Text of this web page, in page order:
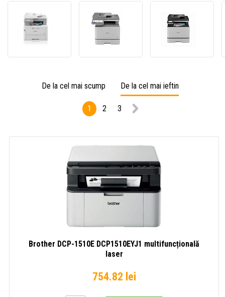
L8390CDW
multifuncțională
L8970CDW
multifuncțională
De la cel mai scump
De la cel mai ieftin
1 2 3
Brother DCP-1510E DCP1510EYJ1 multifuncțională
laser
754.82 lei